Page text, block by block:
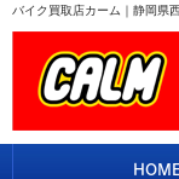
バイク買取店カーム｜静岡県